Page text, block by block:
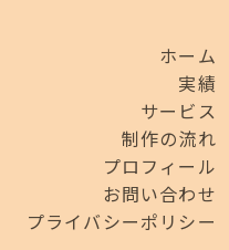
ホーム
実績
サービス
制作の流れ
プロフィール
お問い合わせ
プライバシーポリシー